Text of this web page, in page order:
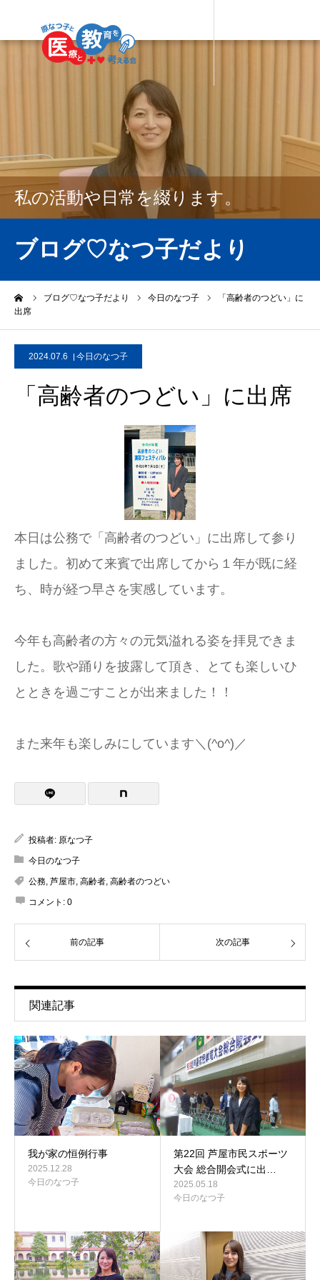
私の活動や日常を綴ります。
ブログ♡なつ子だより
ブログ♡なつ子だより 今日のなつ子
「高齢者のつどい」に
出席
2024.07.6 今日のなつ子
「高齢者のつどい」に出席
本日は公務で「高齢者のつどい」に出席して参り
ました。初めて来賓で出席してから１年が既に経
ち、時が経つ早さを実感しています。
今年も高齢者の方々の元気溢れる姿を拝見できま
した。歌や踊りを披露して頂き、とても楽しいひ
とときを過ごすことが出来ました！！
また来年も楽しみにしています＼(^o^)／
投稿者: 原なつ子
今日のなつ子
公務, 芦屋市, 高齢者, 高齢者のつどい
コメント: 0
前の記事 次の記事
関連記事
我が家の恒例行事
2025.12.28
今日のなつ子
第22回 芦屋市民スポーツ
大会 総合開会式に出…
2025.05.18
今日のなつ子